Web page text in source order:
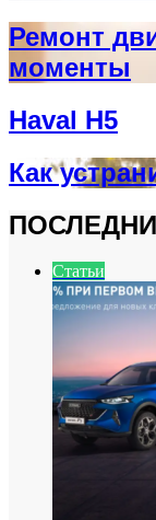
Ремонт
моменты
Haval H5
Как
Статьи